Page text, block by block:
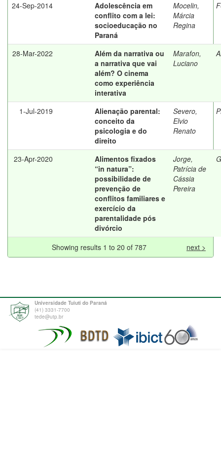
24-Sep-2014
Adolescência em
conflito com a lei:
socioeducação no
Paraná
Mocelin,
Márcia
Regina
28-Mar-2022
Além da narrativa ou
a narrativa que vai
além? O cinema
como experiência
interativa
Marafon,
Luciano
1-Jul-2019
Alienação parental:
conceito da
psicologia e do
direito
Severo,
Elvio
Renato
23-Apr-2020
Alimentos fixados
“in natura”:
possibilidade de
prevenção de
conflitos familiares e
exercício da
parentalidade pós
divórcio
Jorge,
Patrícia de
Cássia
Pereira
Showing results 1 to 20 of 787 next >
Universidade Tuiuti do Paraná
(41) 3331-7700
tede@utp.br